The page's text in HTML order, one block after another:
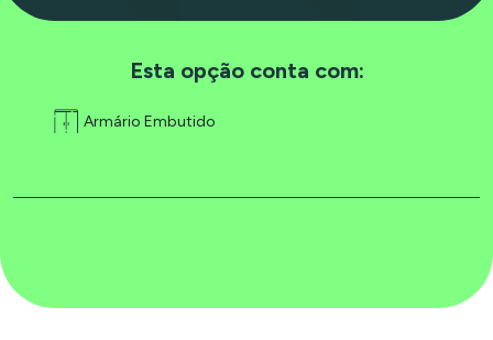
Esta opção conta com:
Armário Embutido